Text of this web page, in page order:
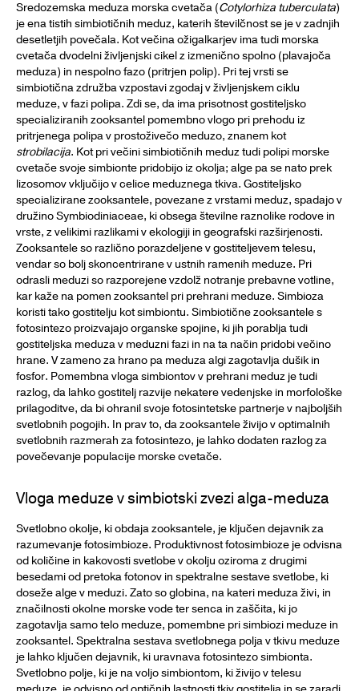
Sredozemska meduza morska cvetača (Cotylorhiza tuberculata)
je ena tistih simbiotičnih meduz, katerih številčnost se je v zadnjih
desetletjih povečala. Kot večina ožigalkarjev ima tudi morska
cvetača dvodelni življenjski cikel z izmenično spolno (plavajoča
meduza) in nespolno fazo (pritrjen polip). Pri tej vrsti se
simbiotična združba vzpostavi zgodaj v življenjskem ciklu
meduze, v fazi polipa. Zdi se, da ima prisotnost gostiteljsko
specializiranih zooksantel pomembno vlogo pri prehodu iz
pritrjenega polipa v prostoživečo meduzo, znanem kot
strobilacija. Kot pri večini simbiotičnih meduz tudi polipi morske
cvetače svoje simbionte pridobijo iz okolja; alge pa se nato prek
lizosomov vključijo v celice meduznega tkiva. Gostiteljsko
specializirane zooksantele, povezane z vrstami meduz, spadajo v
družino Symbiodiniaceae, ki obsega številne raznolike rodove in
vrste, z velikimi razlikami v ekologiji in geografski razširjenosti.
Zooksantele so različno porazdeljene v gostiteljevem telesu,
vendar so bolj skoncentrirane v ustnih ramenih meduze. Pri
odrasli meduzi so razporejene vzdolž notranje prebavne votline,
kar kaže na pomen zooksantel pri prehrani meduze. Simbioza
koristi tako gostitelju kot simbiontu. Simbiotične zooksantele s
fotosintezo proizvajajo organske spojine, ki jih porablja tudi
gostiteljska meduza v meduzni fazi in na ta način pridobi večino
hrane. V zameno za hrano pa meduza algi zagotavlja dušik in
fosfor. Pomembna vloga simbiontov v prehrani meduz je tudi
razlog, da lahko gostitelj razvije nekatere vedenjske in morfološke
prilagoditve, da bi ohranil svoje fotosintetske partnerje v najboljših
svetlobnih pogojih. In prav to, da zooksantele živijo v optimalnih
svetlobnih razmerah za fotosintezo, je lahko dodaten razlog za
povečevanje populacije morske cvetače.
Vloga meduze v simbiotski zvezi alga-meduza
Svetlobno okolje, ki obdaja zooksantele, je ključen dejavnik za
razumevanje fotosimbioze. Produktivnost fotosimbioze je odvisna
od količine in kakovosti svetlobe v okolju oziroma z drugimi
besedami od pretoka fotonov in spektralne sestave svetlobe, ki
doseže alge v meduzi. Zato so globina, na kateri meduza živi, in
značilnosti okolne morske vode ter senca in zaščita, ki jo
zagotavlja samo telo meduze, pomembne pri simbiozi meduze in
zooksantel. Spektralna sestava svetlobnega polja v tkivu meduze
je lahko ključen dejavnik, ki uravnava fotosintezo simbionta.
Svetlobno polje, ki je na voljo simbiontom, ki živijo v telesu